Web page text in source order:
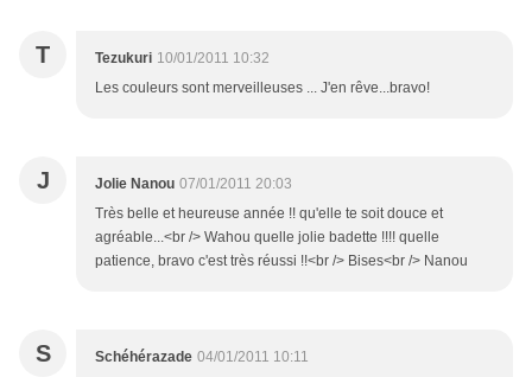
T Tezukuri 10/01/2011 10:32
Les couleurs sont merveilleuses ... J'en rêve...bravo!
J Jolie Nanou 07/01/2011 20:03
Très belle et heureuse année !! qu'elle te soit douce et
agréable...<br /> Wahou quelle jolie badette !!!! quelle
patience, bravo c'est très réussi !!<br /> Bises<br /> Nanou
S Schéhérazade 04/01/2011 10:11